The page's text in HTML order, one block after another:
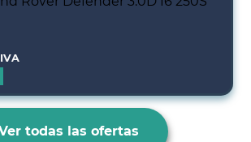
todas las ofertas